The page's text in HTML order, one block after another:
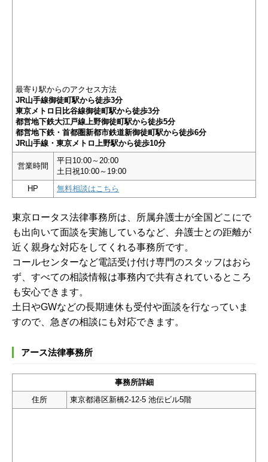
最寄り駅からのアクセス方法
JR山手線御徒町駅から徒歩3分
東京メトロ日比谷線御徒町駅から徒歩3分
都営地下鉄大江戸線上野御徒町駅から徒歩5分
都営地下鉄・首都圏新都市鉄道新御徒町駅から徒歩6分
JR山手線・東京メトロ上野駅から徒歩10分
営業時間
平日10:00～20:00
土日祝10:00～19:00
HP
無料相談はこちら
東京ロータス法律事務所は、所属弁護士が全国どこにで
も出向いて面談を実施しているなど、弁護士との距離が
近く親身な対応をしてくれる事務所です。
コールセンターなど電話受け付け専門のスタッフはおら
ず、すべての相談情報は事務内で共有されているところ
も安心できます。
土日やGWなどの長期連休も受付や面談を行なっていま
すので、急ぎの相談にも対応できます。
アース法律事務所
事務所詳細
住所
東京都港区新橋2-12-5 池伝ビル5階